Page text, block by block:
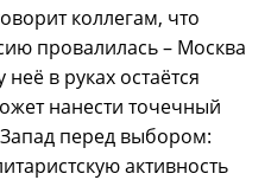
коллегам, что
провалилась – Москва
в руках остаётся
нанести точечный
перед выбором:
активность